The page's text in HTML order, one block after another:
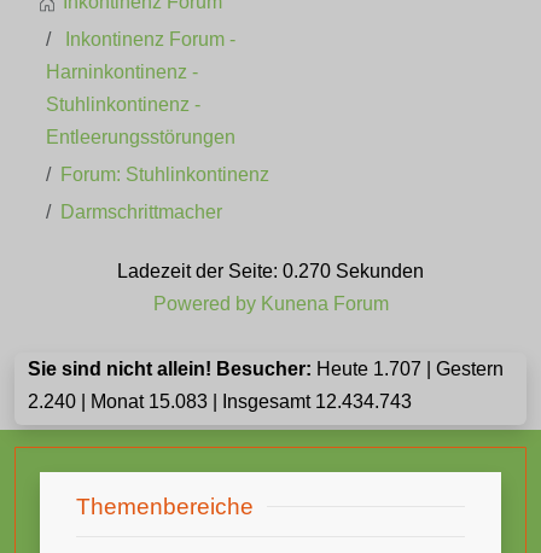
Inkontinenz Forum -
Harninkontinenz -
Stuhlinkontinenz -
Entleerungsstörungen
Forum: Stuhlinkontinenz
Darmschrittmacher
Ladezeit der Seite: 0.270 Sekunden
Powered by Kunena Forum
Sie sind nicht allein! Besucher: Heute 1.707 | Gestern
2.240 | Monat 15.083 | Insgesamt 12.434.743
Themenbereiche